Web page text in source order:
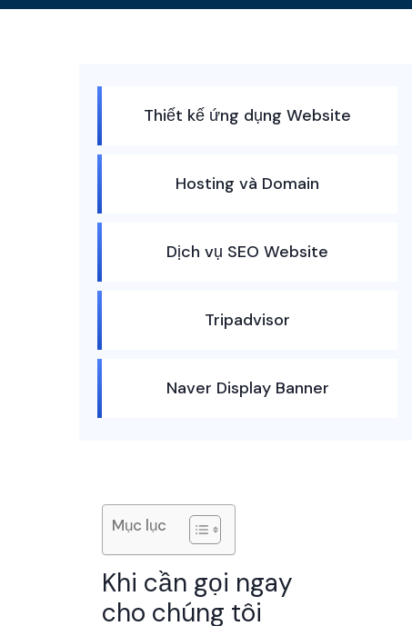
Thiết kế ứng dụng Website
Hosting và Domain
Dịch vụ SEO Website
Tripadvisor
Naver Display Banner
Mục lục
Khi cần gọi ngay
cho chúng tôi